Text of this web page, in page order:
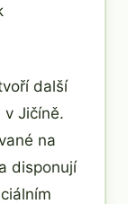
další
Jičíně.
na
disponují